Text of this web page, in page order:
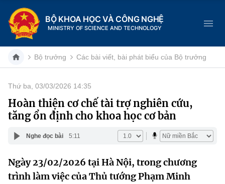
BỘ KHOA HỌC VÀ CÔNG NGHỆ
MINISTRY OF SCIENCE AND TECHNOLOGY
Danh mục
Trang chủ
Giới thiệu
Chức năng nhiệm vụ
Tin tức sự kiện
Bộ trưởng Các bài viết, bài phát biểu của Bộ trưởng
Thứ ba, 03/03/2026 14:35
Hoàn thiện cơ chế tài trợ nghiên cứu,
tăng ổn định cho khoa học cơ bản
Nghe đọc bài 5:11
Ngày 23/02/2026 tại Hà Nội, trong chương
trình làm việc của Thủ tướng Phạm Minh